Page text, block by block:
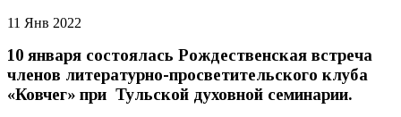
11 Янв 2022
10 января состоялась Рождественская встреча
членов литературно-просветительского клуба
«Ковчег» при Тульской духовной семинарии.